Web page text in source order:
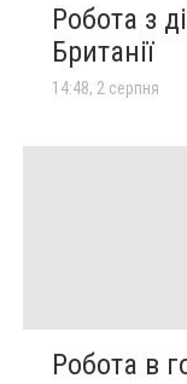
Робота з
Британії
14:48, 2 серпня
Робота в